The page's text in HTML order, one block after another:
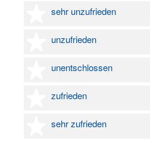
sehr unzufrieden
1 Stern
unzufrieden
2 Sterne
unentschlossen
3 Sterne
zufrieden
4 Sterne
sehr zufrieden
5 Sterne